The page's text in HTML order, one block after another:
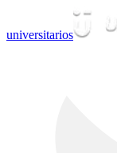
universitarios